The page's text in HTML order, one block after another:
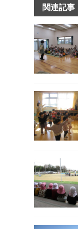
関連記事